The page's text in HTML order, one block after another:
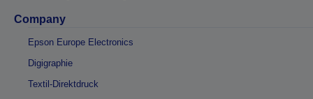
Company
Epson Europe Electronics
Digigraphie
Textil-Direktdruck